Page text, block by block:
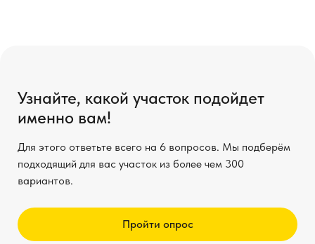
Узнайте, какой участок подойдет
именно вам!
Для этого ответьте всего на 6 вопросов. Мы подберём
подходящий для вас участок из более чем 300
вариантов.
Пройти опрос